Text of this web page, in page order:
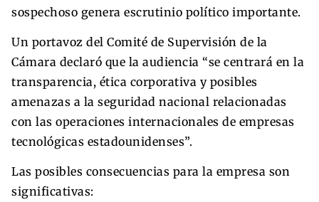
sospechoso genera escrutinio político importante.
Un portavoz del Comité de Supervisión de la
Cámara declaró que la audiencia “se centrará en la
transparencia, ética corporativa y posibles
amenazas a la seguridad nacional relacionadas
con las operaciones internacionales de empresas
tecnológicas estadounidenses”.
Las posibles consecuencias para la empresa son
significativas: